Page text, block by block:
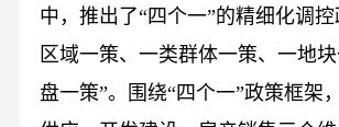
中，推出了“四个一”的精细化调
区域一策、一类群体一策、一地
盘一策”。围绕“四个一”政策框架